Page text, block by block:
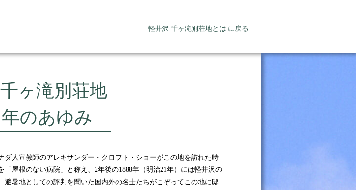
軽井沢 千ヶ滝別荘地とは に戻る
ヶ滝別荘地
年のあゆみ
ダ人宣教師のアレキサンダー・クロフト・ショーがこの地を訪れた時
屋根のない病院」と称え、2年後の1888年（明治21年）には軽井沢の
暑地としての評判を聞いた国内外の名士たちがこぞってこの地に邸